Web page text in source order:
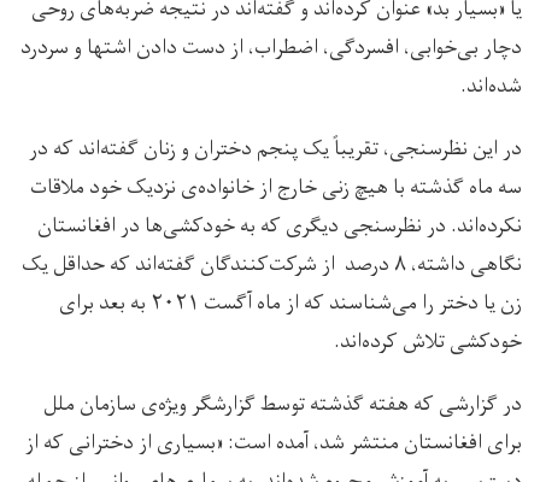
یا «بسیار بد» عنوان کرده‌اند و گفته‌اند در نتیجه ضربه‌های روحی
دچار بی‌خوابی، افسردگی، اضطراب، از دست دادن اشتها و سردرد
شده‌اند.
در این نظرسنجی، تقریباً یک پنجم دختران و زنان گفته‌اند که در
سه ماه گذشته با هیچ زنی خارج از خانواده‌ی نزدیک خود ملاقات
نکرده‌اند. در نظرسنجی دیگری که به خودکشی‌ها در افغانستان
نگاهی داشته، ۸ درصد از شرکت‌کنندگان گفته‌اند که حداقل یک
زن یا دختر را می‌شناسند که از ماه آگست ۲۰۲۱ به بعد برای
خودکشی تلاش کرده‌اند.
در گزارشی که هفته گذشته توسط گزارشگر ویژه‌ی سازمان ملل
برای افغانستان منتشر شد، آمده است: «بسیاری از دخترانی که از